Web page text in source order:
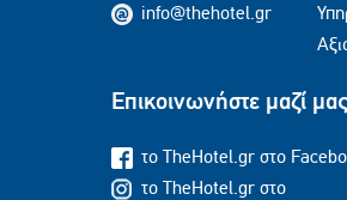
info@thehotel.gr
Επικοινωνήστε μαζί μας
το TheHotel.gr στο
το TheHotel.gr στο